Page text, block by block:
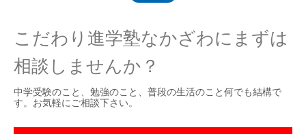
こだわり進学塾なかざわにまずは
相談しませんか？
中学受験のこと、勉強のこと、普段の生活のこと何でも結構で
す。お気軽にご相談下さい。